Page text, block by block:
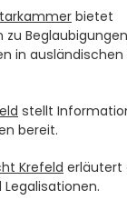
bietet
in
stellt
bereit.
Krefeld erläutert